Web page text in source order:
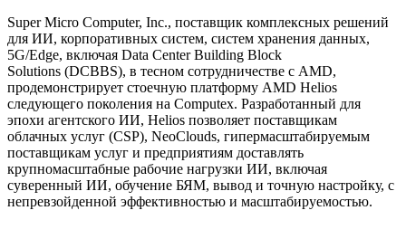
Super Micro Computer, Inc., поставщик комплексных решений
для ИИ, корпоративных систем, систем хранения данных,
5G/Edge, включая Data Center Building Block
Solutions (DCBBS), в тесном сотрудничестве с AMD,
продемонстрирует стоечную платформу AMD Helios
следующего поколения на Computex. Разработанный для
эпохи агентского ИИ, Helios позволяет поставщикам
облачных услуг (CSP), NeoClouds, гипермасштабируемым
поставщикам услуг и предприятиям доставлять
крупномасштабные рабочие нагрузки ИИ, включая
суверенный ИИ, обучение БЯМ, вывод и точную настройку, с
непревзойденной эффективностью и масштабируемостью.